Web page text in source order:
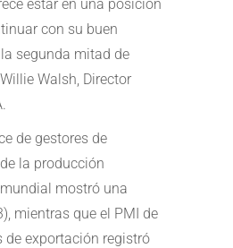
estar en una posición
con su buen
segunda mitad de
Walsh, Director
de gestores de
la producción
mostró una
mientras que el PMI de
de exportación registró